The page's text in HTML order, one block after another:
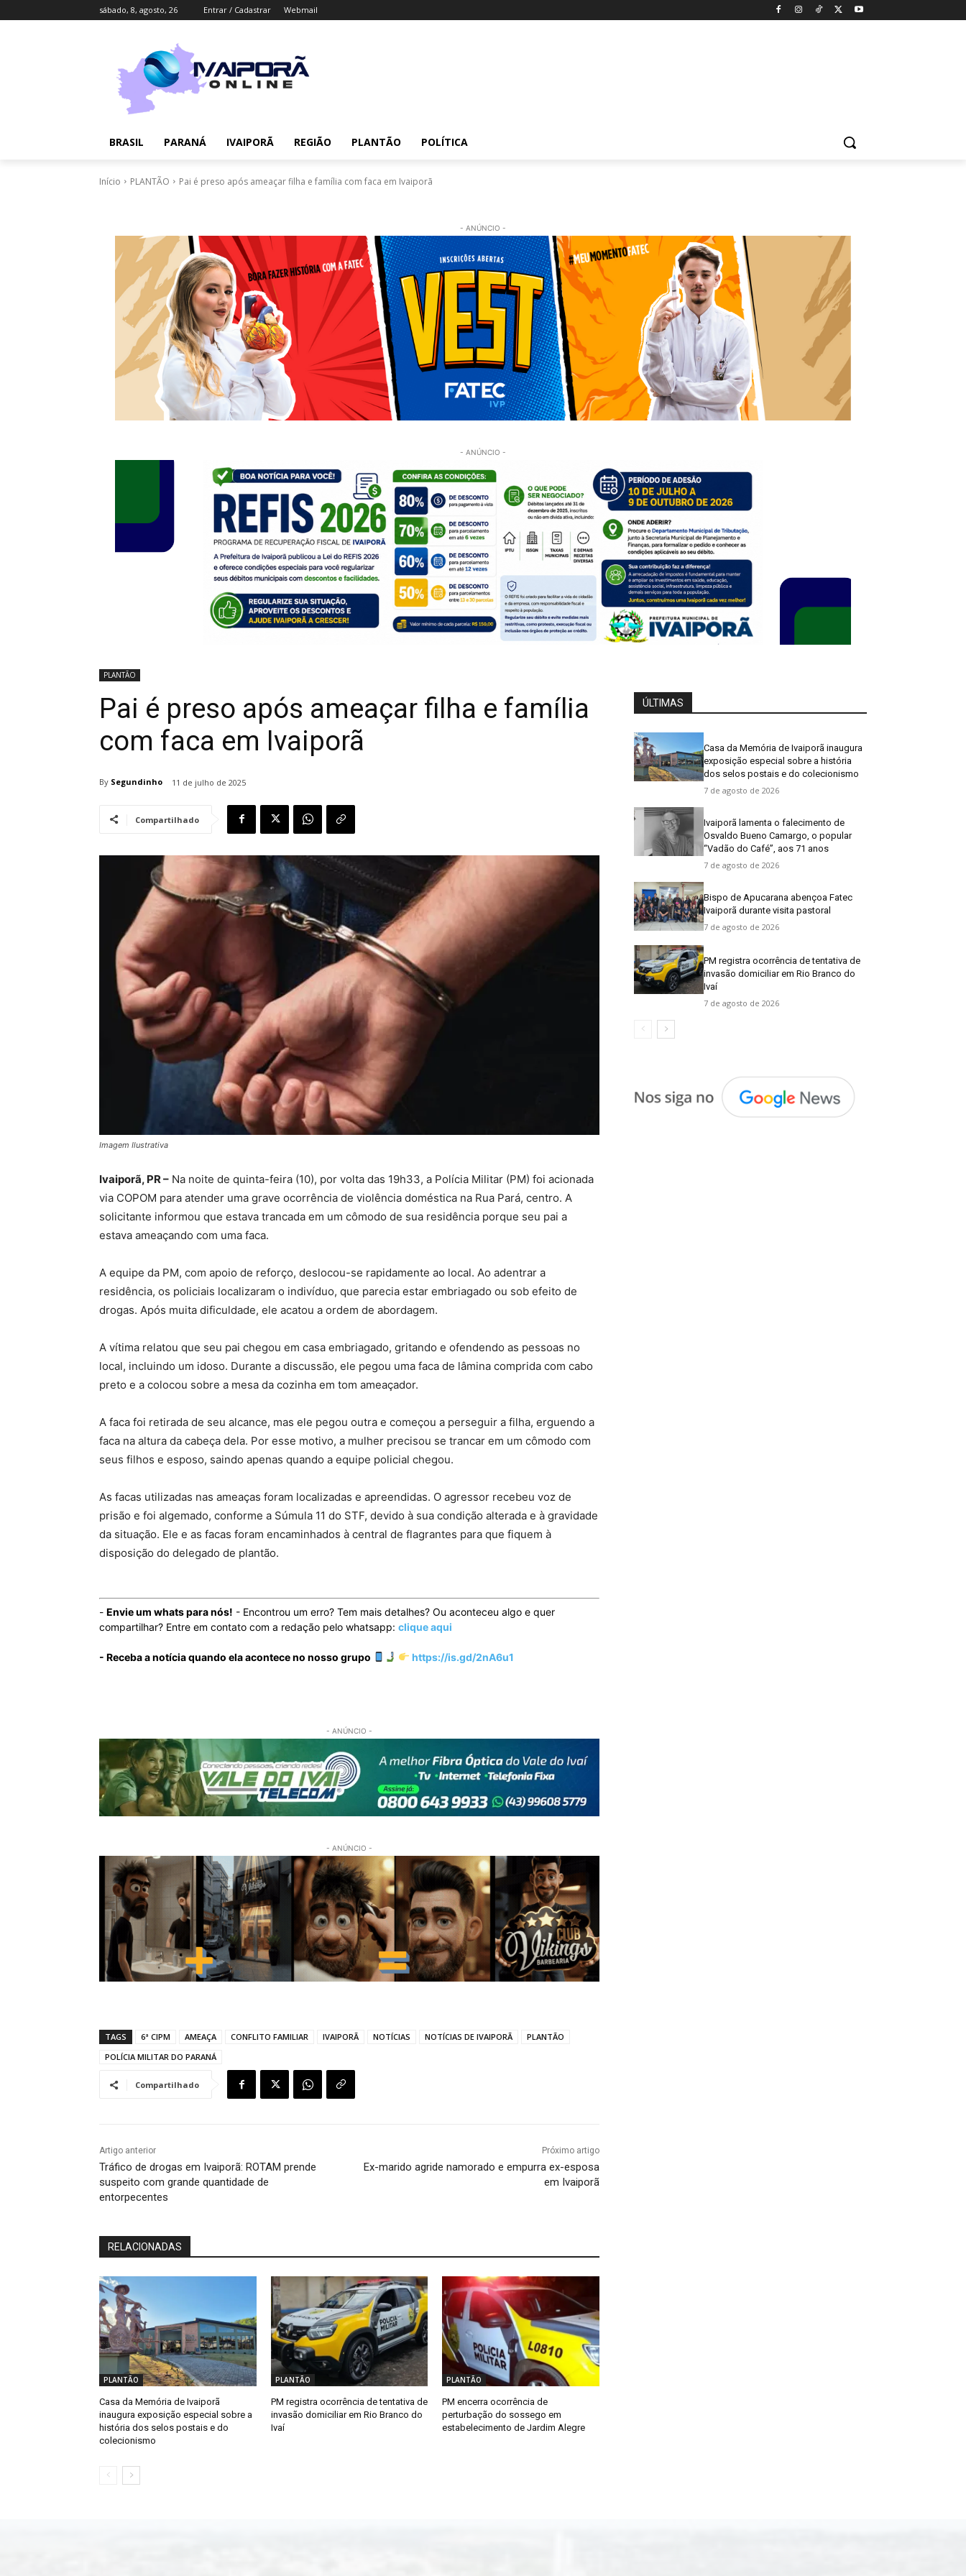
sábado, 8, agosto, 26 Entrar / Cadastrar Webmail
BRASIL PARANÁ IVAIPORÃ REGIÃO PLANTÃO POLÍTICA
Início PLANTÃO Pai é preso após ameaçar filha e família com faca em Ivaiporã
- ANÚNCIO -
- ANÚNCIO -
PLANTÃO
Pai é preso após ameaçar filha e família
com faca em Ivaiporã
By Segundinho 11 de julho de 2025
Compartilhado
Imagem Ilustrativa
Ivaiporã, PR – Na noite de quinta-feira (10), por volta das 19h33, a Polícia Militar (PM) foi acionada
via COPOM para atender uma grave ocorrência de violência doméstica na Rua Pará, centro. A
solicitante informou que estava trancada em um cômodo de sua residência porque seu pai a
estava ameaçando com uma faca.
A equipe da PM, com apoio de reforço, deslocou-se rapidamente ao local. Ao adentrar a
residência, os policiais localizaram o indivíduo, que parecia estar embriagado ou sob efeito de
drogas. Após muita dificuldade, ele acatou a ordem de abordagem.
A vítima relatou que seu pai chegou em casa embriagado, gritando e ofendendo as pessoas no
local, incluindo um idoso. Durante a discussão, ele pegou uma faca de lâmina comprida com cabo
preto e a colocou sobre a mesa da cozinha em tom ameaçador.
A faca foi retirada de seu alcance, mas ele pegou outra e começou a perseguir a filha, erguendo a
faca na altura da cabeça dela. Por esse motivo, a mulher precisou se trancar em um cômodo com
seus filhos e esposo, saindo apenas quando a equipe policial chegou.
As facas utilizadas nas ameaças foram localizadas e apreendidas. O agressor recebeu voz de
prisão e foi algemado, conforme a Súmula 11 do STF, devido à sua condição alterada e à gravidade
da situação. Ele e as facas foram encaminhados à central de flagrantes para que fiquem à
disposição do delegado de plantão.
- Envie um whats para nós! - Encontrou um erro? Tem mais detalhes? Ou aconteceu algo e quer
compartilhar? Entre em contato com a redação pelo whatsapp: clique aqui
- Receba a notícia quando ela acontece no nosso grupo https://is.gd/2nA6u1
- ANÚNCIO -
- ANÚNCIO -
TAGS 6ª CIPM AMEAÇA CONFLITO FAMILIAR IVAIPORÃ NOTÍCIAS NOTÍCIAS DE IVAIPORÃ
PLANTÃO
POLÍCIA MILITAR DO PARANÁ
Compartilhado
Artigo anterior
Tráfico de drogas em Ivaiporã: ROTAM prende
suspeito com grande quantidade de
entorpecentes
Próximo artigo
Ex-marido agride namorado e empurra ex-esposa
em Ivaiporã
RELACIONADAS
PLANTÃO
Casa da Memória de Ivaiporã
inaugura exposição especial sobre a
história dos selos postais e do
colecionismo
PLANTÃO
PM registra ocorrência de tentativa de
invasão domiciliar em Rio Branco do
Ivaí
PLANTÃO
PM encerra ocorrência de
perturbação do sossego em
estabelecimento de Jardim Alegre
ÚLTIMAS
Casa da Memória de Ivaiporã inaugura
exposição especial sobre a história
dos selos postais e do colecionismo
7 de agosto de 2026
Ivaiporã lamenta o falecimento de
Osvaldo Bueno Camargo, o popular
“Vadão do Café”, aos 71 anos
7 de agosto de 2026
Bispo de Apucarana abençoa Fatec
Ivaiporã durante visita pastoral
7 de agosto de 2026
PM registra ocorrência de tentativa de
invasão domiciliar em Rio Branco do
Ivaí
7 de agosto de 2026